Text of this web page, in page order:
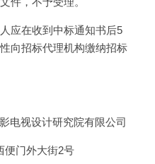
应在收到中标通知书后5
向招标代理机构缴纳招标
电视设计研究院有限公司
便门外大街2号